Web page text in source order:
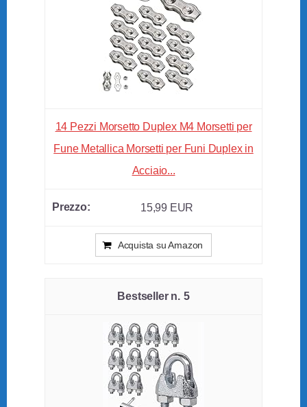
14 Pezzi Morsetto Duplex M4 Morsetti per
Fune Metallica Morsetti per Funi Duplex in
Acciaio...
15,99 EUR
Acquista su Amazon
5